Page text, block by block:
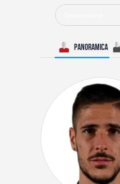
News
Calcio
Basket
Tennis
Lo Sapevi Che
Fantacalcio
I consigli di Giulia
Serie A
Panoramica